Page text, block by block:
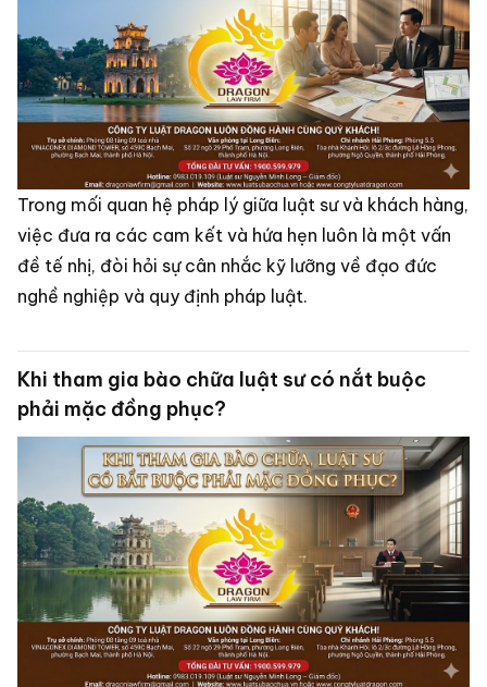
Trong mối quan hệ pháp lý giữa luật sư và khách hàng,
việc đưa ra các cam kết và hứa hẹn luôn là một vấn
đề tế nhị, đòi hỏi sự cân nhắc kỹ lưỡng về đạo đức
nghề nghiệp và quy định pháp luật.
Khi tham gia bào chữa luật sư có nắt buộc
phải mặc đồng phục?